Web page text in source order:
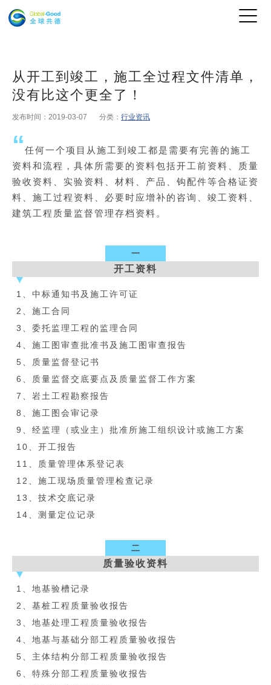
从开工到竣工，施工全过程文件清单，
没有比这个更全了！
发布时间：2019-03-07 分类： 行业资讯
“任何一个项目从施工到竣工都是需要有完善的施工
资料和流程，具体所需要的资料包括开工前资料、质量
验收资料、实验资料、材料、产品、钩配件等合格证资
料、施工过程资料、必要时应增补的咨询、竣工资料、
建筑工程质量监督管理存档资料。
一
开工资料
1、中标通知书及施工许可证
2、施工合同
3、委托监理工程的监理合同
4、施工图审查批准书及施工图审查报告
5、质量监督登记书
6、质量监督交底要点及质量监督工作方案
7、岩土工程勘察报告
8、施工图会审记录
9、经监理（或业主）批准所施工组织设计或施工方案
10、开工报告
11、质量管理体系登记表
12、施工现场质量管理检查记录
13、技术交底记录
14、测量定位记录
二
质量验收资料
1、地基验槽记录
2、基桩工程质量验收报告
3、地基处理工程质量验收报告
4、地基与基础分部工程质量验收报告
5、主体结构分部工程质量验收报告
6、特殊分部工程质量验收报告